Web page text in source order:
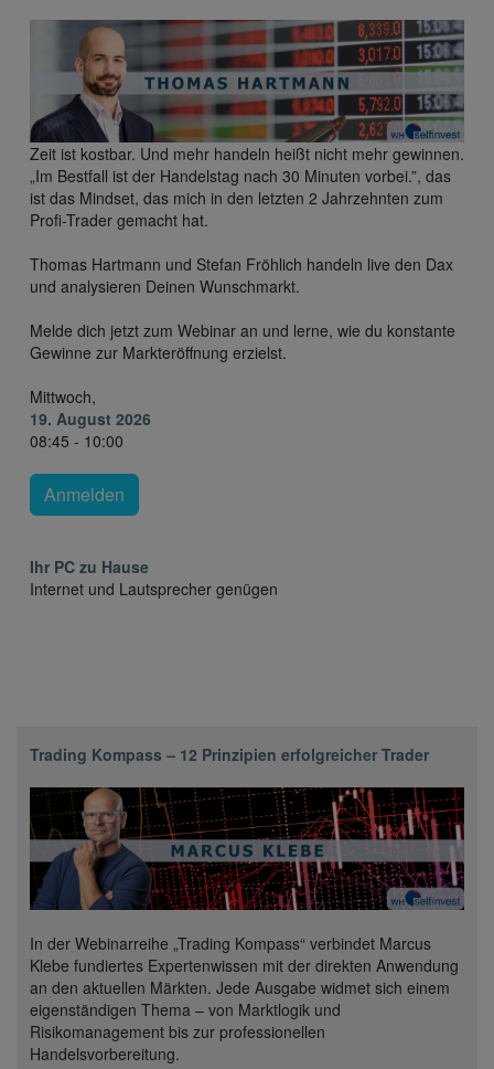
Zeit ist kostbar. Und mehr handeln heißt nicht mehr gewinnen.
„Im Bestfall ist der Handelstag nach 30 Minuten vorbei.”, das
ist das Mindset, das mich in den letzten 2 Jahrzehnten zum
Profi-Trader gemacht hat.
Thomas Hartmann und Stefan Fröhlich handeln live den Dax
und analysieren Deinen Wunschmarkt.
Melde dich jetzt zum Webinar an und lerne, wie du konstante
Gewinne zur Markteröffnung erzielst.
Mittwoch,
19. August 2026
08:45 - 10:00
Anmelden
Ihr PC zu Hause
Internet und Lautsprecher genügen
Trading Kompass – 12 Prinzipien erfolgreicher Trader
In der Webinarreihe „Trading Kompass“ verbindet Marcus
Klebe fundiertes Expertenwissen mit der direkten Anwendung
an den aktuellen Märkten. Jede Ausgabe widmet sich einem
eigenständigen Thema – von Marktlogik und
Risikomanagement bis zur professionellen
Handelsvorbereitung.